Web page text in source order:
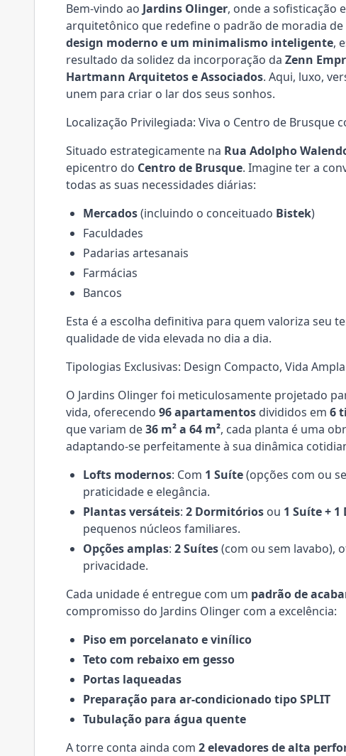
Bem-vindo ao Jardins Olinger, onde a sofisticação
arquitetônico que redefine o padrão de moradia
design moderno e um minimalismo inteligente,
resultado da solidez da incorporação da Zenn
Hartmann Arquitetos e Associados. Aqui, luxo,
unem para criar o lar dos seus sonhos.
Localização Privilegiada: Viva o Centro de Brusque
Situado estrategicamente na Rua Adolpho
epicentro do Centro de Brusque. Imagine ter a
todas as suas necessidades diárias:
Mercados(incluindo o conceituado Bistek)
Faculdades
Padarias artesanais
Farmácias
Bancos
Esta é a escolha definitiva para quem valoriza seu
qualidade de vida elevada no dia a dia.
Tipologias Exclusivas: Design Compacto, Vida
O Jardins Olinger foi meticulosamente projetado
vida, oferecendo 96 apartamentos divididos em 6
que variam de36 m² a 64 m², cada planta é uma
adaptando-se perfeitamente à sua dinâmica
Lofts modernos: Com 1 Suíte(opções com ou
praticidade e elegância.
Plantas versáteis: 2 Dormitórios ou 1 Suíte +
pequenos núcleos familiares.
Opções amplas: 2 Suítes(com ou sem lavabo),
privacidade.
Cada unidade é entregue com um padrão de
compromisso do Jardins Olinger com a excelência:
Piso em porcelanato e vinílico
Teto com rebaixo em gesso
Portas laqueadas
Preparação para ar-condicionado tipo SPLIT
Tubulação para água quente
A torre conta ainda com 2 elevadores de alta